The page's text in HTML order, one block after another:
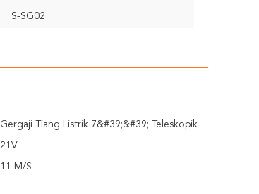
S-SG02
Gergaji Tiang Listrik 7&#39;&#39; Teleskopik
21V
11 M/S